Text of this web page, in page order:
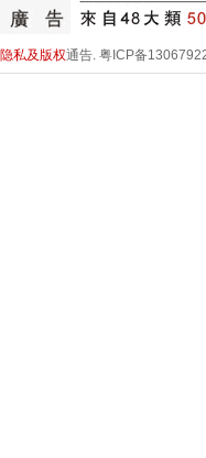
隐私及版权通告. 粤ICP备